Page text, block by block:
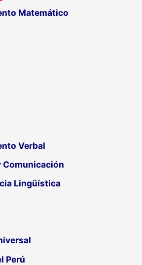
Matemático
Verbal
Lingüística
Perú